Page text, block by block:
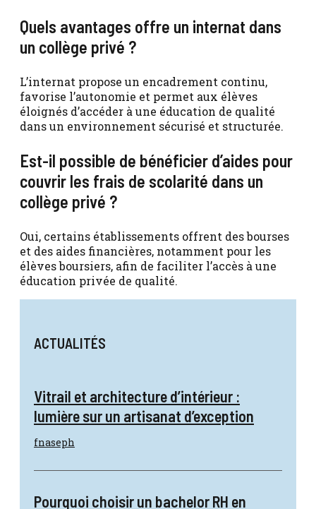
Quels avantages offre un internat dans
un collège privé ?
L’internat propose un encadrement continu,
favorise l’autonomie et permet aux élèves
éloignés d’accéder à une éducation de qualité
dans un environnement sécurisé et structurée.
Est-il possible de bénéficier d’aides pour
couvrir les frais de scolarité dans un
collège privé ?
Oui, certains établissements offrent des bourses
et des aides financières, notamment pour les
élèves boursiers, afin de faciliter l’accès à une
éducation privée de qualité.
ACTUALITÉS
Vitrail et architecture d’intérieur :
lumière sur un artisanat d’exception
fnaseph
Pourquoi choisir un bachelor RH en